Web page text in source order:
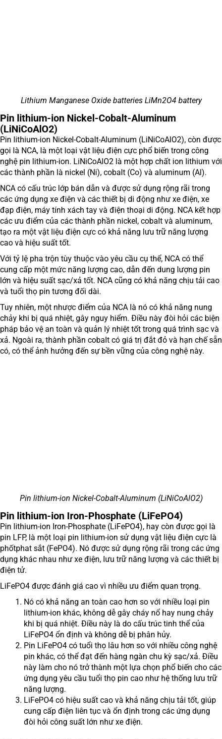
Lithium Manganese Oxide batteries LiMn2O4 battery
Pin lithium-ion Nickel-Cobalt-Aluminum
(LiNiCoAlO2)
Pin lithium-ion Nickel-Cobalt-Aluminum (LiNiCoAlO2), còn được
gọi là NCA, là một loại vật liệu điện cực phổ biến trong công
nghệ pin lithium-ion. LiNiCoAlO2 là một hợp chất ion lithium với
các thành phần là nickel (Ni), cobalt (Co) và aluminum (Al).
NCA có cấu trúc lớp bán dẫn và được sử dụng rộng rãi trong
các ứng dụng xe điện và các thiết bị di động như xe điện, xe
đạp điện, máy tính xách tay và điện thoại di động. NCA kết hợp
các ưu điểm của các thành phần nickel, cobalt và aluminum,
tạo ra một vật liệu điện cực có khả năng lưu trữ năng lượng
cao và hiệu suất tốt.
Với tỷ lệ pha trộn tùy thuộc vào yêu cầu cụ thể, NCA có thể
cung cấp một mức năng lượng cao, dẫn đến dung lượng pin
lớn và hiệu suất sạc/xả tốt. NCA cũng có khả năng chịu tải cao
và tuổi thọ pin tương đối dài.
Tuy nhiên, một nhược điểm của NCA là nó có khả năng nung
chảy khi bị quá nhiệt, gây nguy hiểm. Điều này đòi hỏi các biện
pháp bảo vệ an toàn và quản lý nhiệt tốt trong quá trình sạc và
xả. Ngoài ra, thành phần cobalt có giá trị đắt đỏ và hạn chế sẵn
có, có thể ảnh hưởng đến sự bền vững của công nghệ này.
Pin lithium-ion Nickel-Cobalt-Aluminum (LiNiCoAlO2)
Pin lithium-ion Iron-Phosphate (LiFePO4)
Pin lithium-ion Iron-Phosphate (LiFePO4), hay còn được gọi là
pin LFP, là một loại pin lithium-ion sử dụng vật liệu điện cực là
phốtphat sắt (FePO4). Nó được sử dụng rộng rãi trong các ứng
dụng khác nhau như xe điện, lưu trữ năng lượng và các thiết bị
điện tử.
LiFePO4 được đánh giá cao vì nhiều ưu điểm quan trọng.
Nó có khả năng an toàn cao hơn so với nhiều loại pin
lithium-ion khác, không dễ gây cháy nổ hay nung chảy
khi bị quá nhiệt. Điều này là do cấu trúc tinh thể của
LiFePO4 ổn định và không dễ bị phân hủy.
Pin LiFePO4 có tuổi thọ lâu hơn so với nhiều công nghệ
pin khác, có thể đạt đến hàng ngàn chu kỳ sạc/xả. Điều
này làm cho nó trở thành một lựa chọn phổ biến cho các
ứng dụng yêu cầu tuổi thọ pin cao như hệ thống lưu trữ
năng lượng.
LiFePO4 có hiệu suất cao và khả năng chịu tải tốt, giúp
cung cấp điện liên tục và ổn định trong các ứng dụng
đòi hỏi công suất lớn như xe điện.